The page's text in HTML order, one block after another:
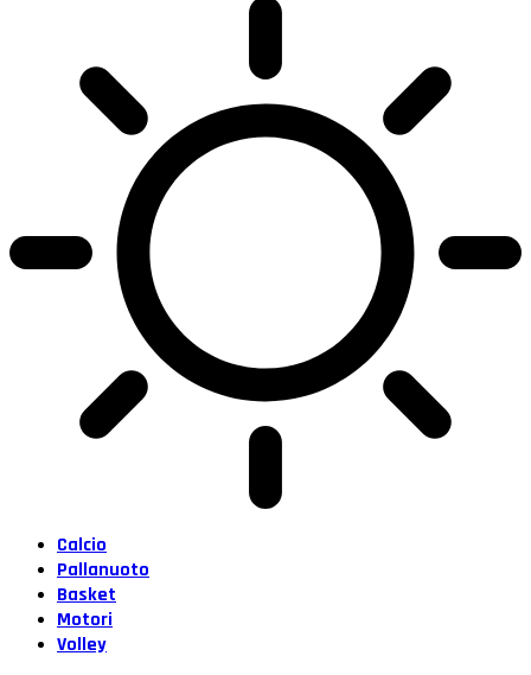
Calcio
Pallanuoto
Basket
Motori
Volley